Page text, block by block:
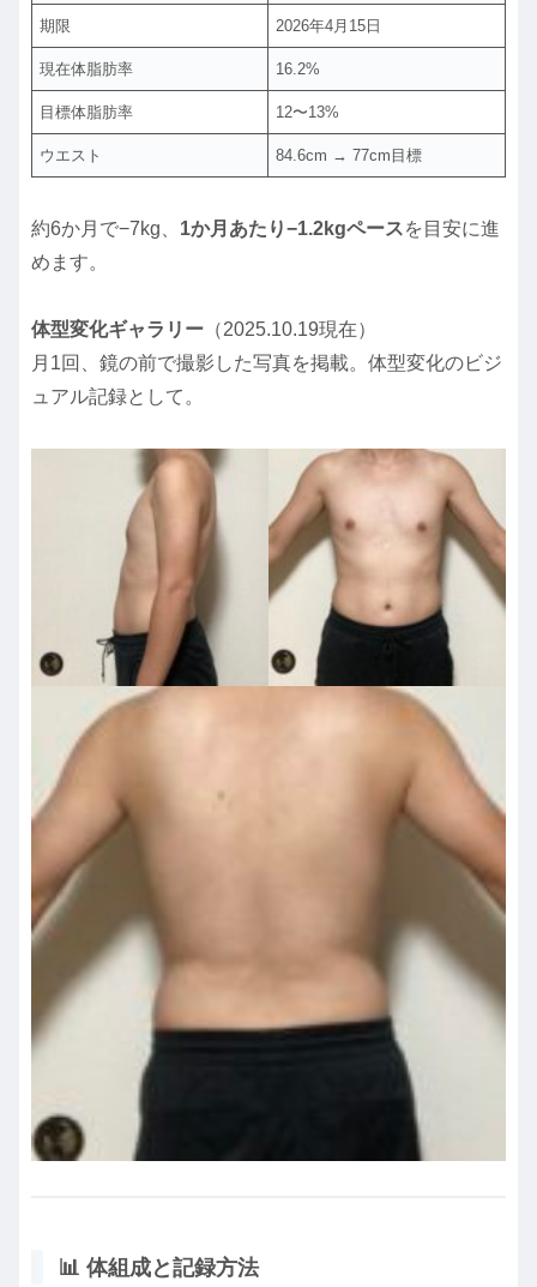
期限 2026年4月15日
現在体脂肪率 16.2%
目標体脂肪率 12〜13%
ウエスト 84.6cm → 77cm目標
約6か月で−7kg、 1か月あたり−1.2kgペースを目安に進
めます。
体型変化ギャラリー （2025.10.19現在）
月1回、鏡の前で撮影した写真を掲載。体型変化のビジ
ュアル記録として。
📊 体組成と記録方法